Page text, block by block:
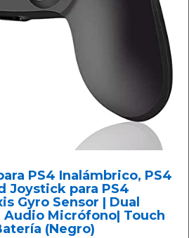
PS4 Inalámbrico, PS4
Joystick para PS4
Gyro Sensor | Dual
Audio Micrófono| Touch
(Negro)